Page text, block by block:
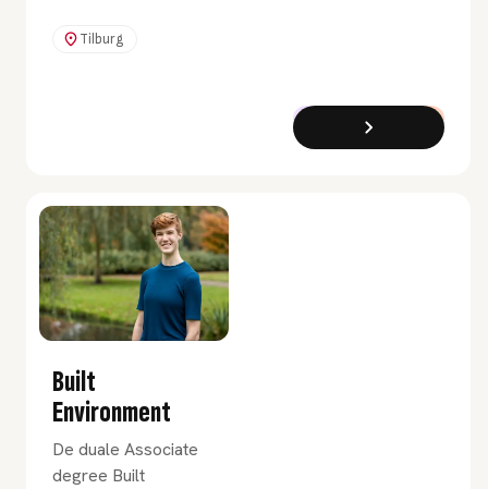
bouwen. Dat leer je zowel
Tilburg
Built
Environment
De duale Associate
degree Built